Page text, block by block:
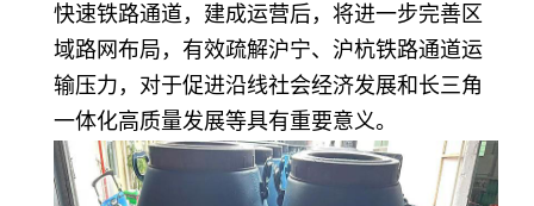
快速铁路通道，建成运营后，将进一步完善区
域路网布局，有效疏解沪宁、沪杭铁路通道运
输压力，对于促进沿线社会经济发展和长三角
一体化高质量发展等具有重要意义。